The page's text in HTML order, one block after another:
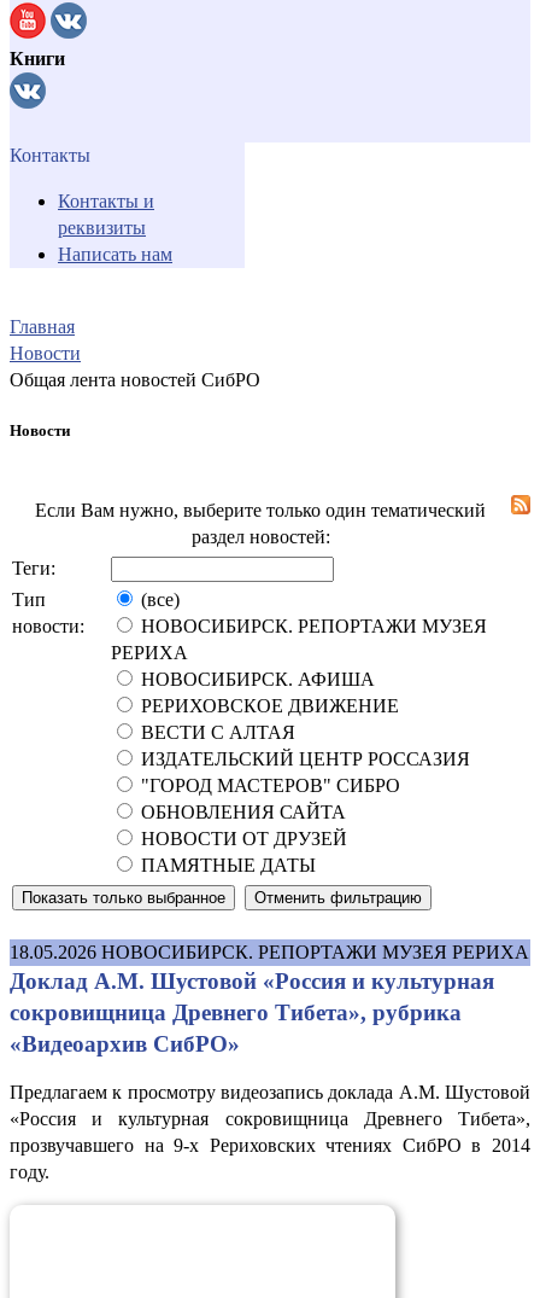
Книги
Контакты
Контакты и
реквизиты
Написать нам
Главная
Новости
Общая лента новостей СибРО
Новости
Если Вам нужно, выберите только один тематический
раздел новостей:
Теги:
Тип
новости:
(все)
НОВОСИБИРСК. РЕПОРТАЖИ МУЗЕЯ
РЕРИХА
НОВОСИБИРСК. АФИША
РЕРИХОВСКОЕ ДВИЖЕНИЕ
ВЕСТИ С АЛТАЯ
ИЗДАТЕЛЬСКИЙ ЦЕНТР РОССАЗИЯ
"ГОРОД МАСТЕРОВ" СИБРО
ОБНОВЛЕНИЯ САЙТА
НОВОСТИ ОТ ДРУЗЕЙ
ПАМЯТНЫЕ ДАТЫ
18.05.2026 НОВОСИБИРСК. РЕПОРТАЖИ МУЗЕЯ РЕРИХА
Доклад А.М. Шустовой «Россия и культурная
сокровищница Древнего Тибета», рубрика
«Видеоархив СибРО»
Предлагаем к просмотру видеозапись доклада А.М. Шустовой
«Россия и культурная сокровищница Древнего Тибета»,
прозвучавшего на 9-х Рериховских чтениях СибРО в 2014
году.